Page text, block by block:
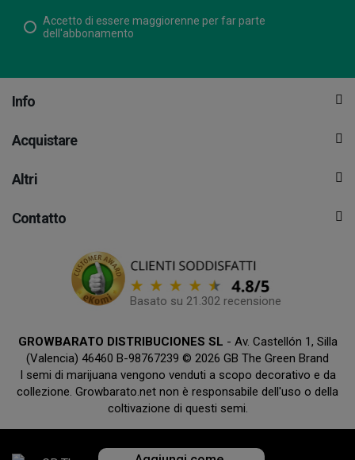
Accetto di essere maggiorenne per far parte
dell'abbonamento
Info
Acquistare
Altri
Contatto
Basato su 21.302 recensione
GROWBARATO DISTRIBUCIONES SL - Av. Castellón 1, Silla
(Valencia) 46460 B-98767239 © 2026 GB The Green Brand
I semi di marijuana vengono venduti a scopo decorativo e da
collezione. Growbarato.net non è responsabile dell'uso o della
coltivazione di questi semi.